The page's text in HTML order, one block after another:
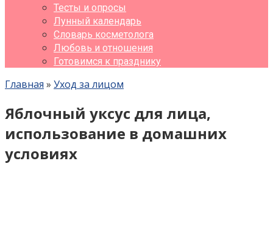
Тесты и опросы
Лунный календарь
Словарь косметолога
Любовь и отношения
Готовимся к празднику
Главная » Уход за лицом
Яблочный уксус для лица,
использование в домашних
условиях